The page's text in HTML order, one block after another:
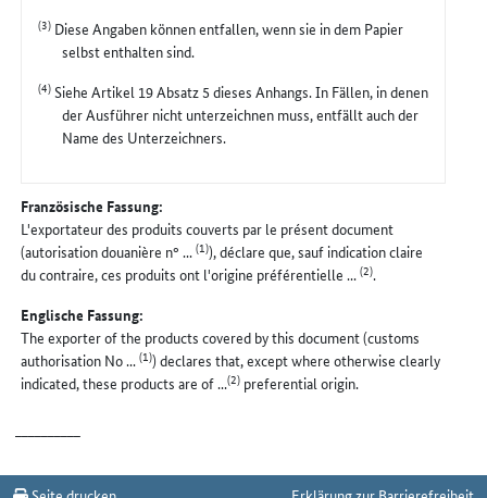
(3) Diese Angaben können entfallen, wenn sie in dem Papier
selbst enthalten sind.
(4)Siehe Artikel 19 Absatz 5 dieses Anhangs. In Fällen, in denen
der Ausführer nicht unterzeichnen muss, entfällt auch der
Name des Unterzeichners.
Französische Fassung:
L'exportateur des produits couverts par le présent document
(autorisation douanière n° ...(1)), déclare que, sauf indication claire
du contraire, ces produits ont l'origine préférentielle ...(2).
Englische Fassung:
The exporter of the products covered by this document (customs
authorisation No ...(1)) declares that, except where otherwise clearly
indicated, these products are of ...(2) preferential origin.